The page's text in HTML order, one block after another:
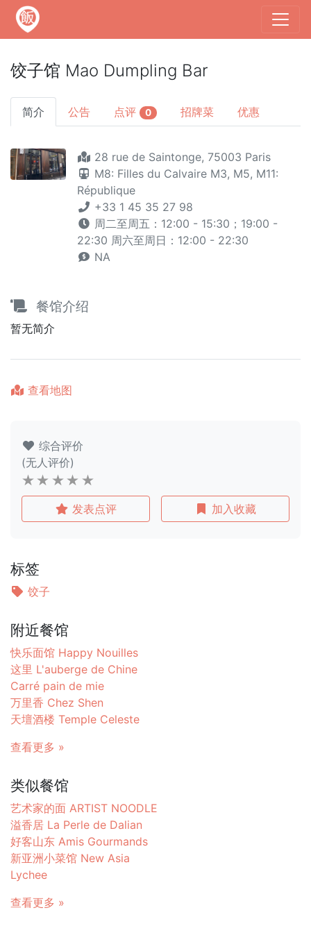
饺子馆 Mao Dumpling Bar
简介 公告 点评 0 招牌菜 优惠
28 rue de Saintonge, 75003 Paris
M8: Filles du Calvaire M3, M5, M11:
République
+33 1 45 35 27 98
周二至周五：12:00 - 15:30；19:00 -
22:30 周六至周日：12:00 - 22:30
NA
餐馆介绍
暂无简介
查看地图
综合评价
(无人评价)
发表点评 加入收藏
标签
饺子
附近餐馆
快乐面馆 Happy Nouilles
这里 L'auberge de Chine
Carré pain de mie
万里香 Chez Shen
天壇酒楼 Temple Celeste
查看更多 »
类似餐馆
艺术家的面 ARTIST NOODLE
溢香居 La Perle de Dalian
好客山东 Amis Gourmands
新亚洲小菜馆 New Asia
Lychee
查看更多 »